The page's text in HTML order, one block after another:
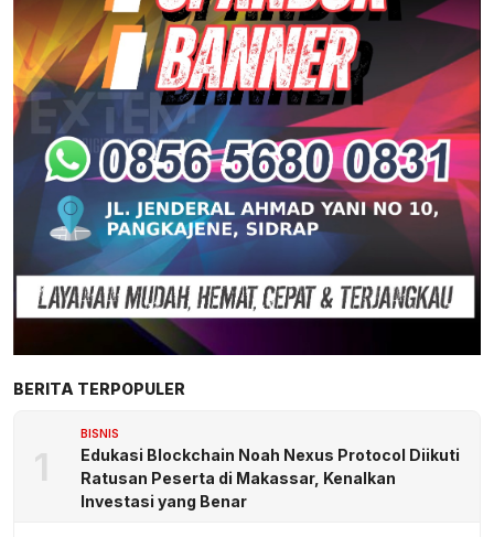
BERITA TERPOPULER
1
BISNIS
Edukasi Blockchain Noah Nexus Protocol Diikuti
Ratusan Peserta di Makassar, Kenalkan
Investasi yang Benar